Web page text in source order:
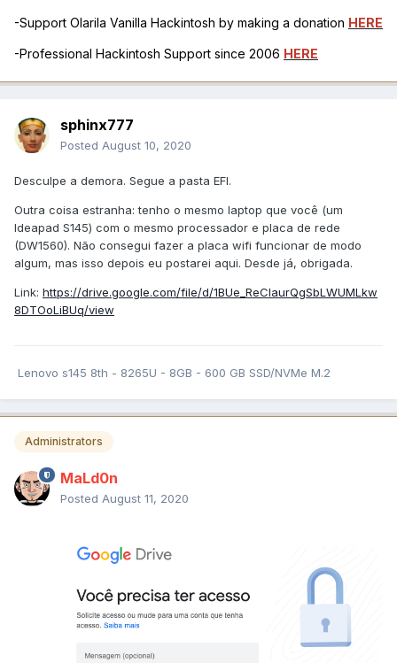
-Support Olarila Vanilla Hackintosh by making a donation HERE
-Professional Hackintosh Support since 2006 HERE
sphinx777
Posted August 10, 2020
Desculpe a demora. Segue a pasta EFI.
Outra coisa estranha: tenho o mesmo laptop que você (um
Ideapad S145) com o mesmo processador e placa de rede
(DW1560). Não consegui fazer a placa wifi funcionar de modo
algum, mas isso depois eu postarei aqui. Desde já, obrigada.
Link: https://drive.google.com/file/d/1BUe_ReCIaurQgSbLWUMLkw
8DTOoLiBUq/view
Lenovo s145 8th - 8265U - 8GB - 600 GB SSD/NVMe M.2
Administrators
MaLd0n
Posted August 11, 2020